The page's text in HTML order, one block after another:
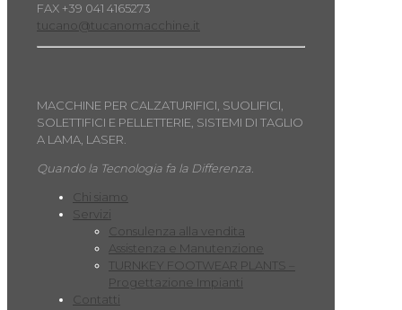
FAX +39 041 4165273
tucano@tucanomacchine.it
MACCHINE PER CALZATURIFICI, SUOLIFICI,
SOLETTIFICI E PELLETTERIE, SISTEMI DI TAGLIO
A LAMA, LASER.
Quando la Tecnologia fa la Differenza.
Chi siamo
Servizi
Consulenza alla vendita
Assistenza e Manutenzione
TURNKEY FOOTWEAR PLANTS –
Progettazione Impianti
Contatti